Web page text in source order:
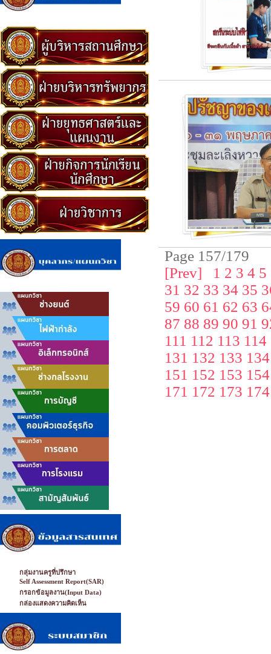
กลุ่มงานครูที่ปรึกษา
Self Assessment Report(SAR)
กรอกข้อมูลงาน(Input Data)
กล่องแสดงความคิดเห็น
Page 157/179
[Prev]
1 2 3 4 5
31 32 33 34 35
59 60 61 62 63
87 88 89 90 91
111 112 113 114
131 132 133 134
151 152 153 154
171 172 173 174